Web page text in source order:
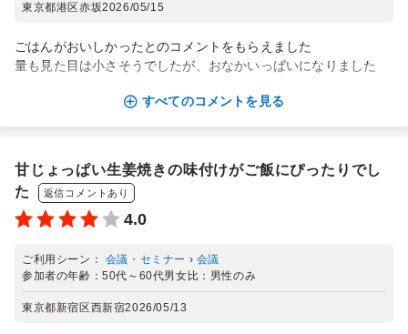
東京都港区赤坂2026/05/15
ごはんがおいしかったとのコメントをもらえました
量も見た目は小さそうでしたが、おなかいっぱいになりました
すべてのコメントを見る
甘じょっぱい生姜焼きの味付けがご飯にぴったりでし
た
返信コメントあり
4.0
ご利用シーン： 会議・セミナー › 会議
参加者の年齢：50代～60代男女比： 男性のみ
東京都新宿区西新宿2026/05/13